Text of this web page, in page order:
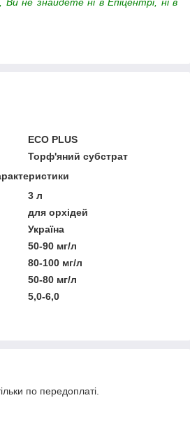
ECO PLUS
Торф'яний субстрат
3 л
для орхідей
Україна
50-90 мг/л
80-100 мг/л
50-80 мг/л
5,0-6,0
по передоплаті.